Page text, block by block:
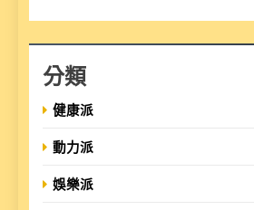
分類
健康派
動力派
娛樂派